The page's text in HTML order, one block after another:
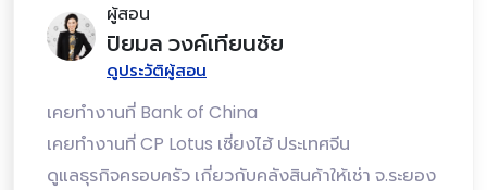
ผู้สอน
ปิยมล วงค์เทียนชัย
ดูประวัติผู้สอน
เคยทำงานที่ Bank of China
เคยทำงานที่ CP Lotus เซี่ยงไฮ้ ประเทศจีน
ดูแลธุรกิจครอบครัว เกี่ยวกับคลังสินค้าให้เช่า จ.ระยอง